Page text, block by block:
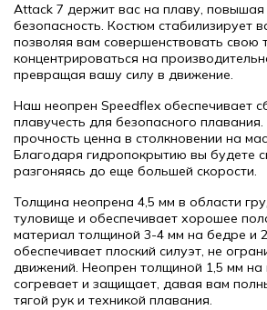
Attack 7 держит вас на плаву, повышая
безопасность. Костюм стабилизирует
позволяя вам совершенствовать свою
концентрироваться на
превращая вашу силу в движение.
Наш неопрен Speedflex обеспечивает
плавучесть для безопасного
прочность ценна в столкновении на
Благодаря гидропокрытию вы будете
разгоняясь до еще большей скорости.
Толщина неопрена 4,5 мм в области
туловище и обеспечивает хорошее
материал толщиной 3-4 мм на бедре и
обеспечивает плоский силуэт, не
движений. Неопрен толщиной 1,5 мм на
согревает и защищает, давая вам
тягой рук и техникой плавания.